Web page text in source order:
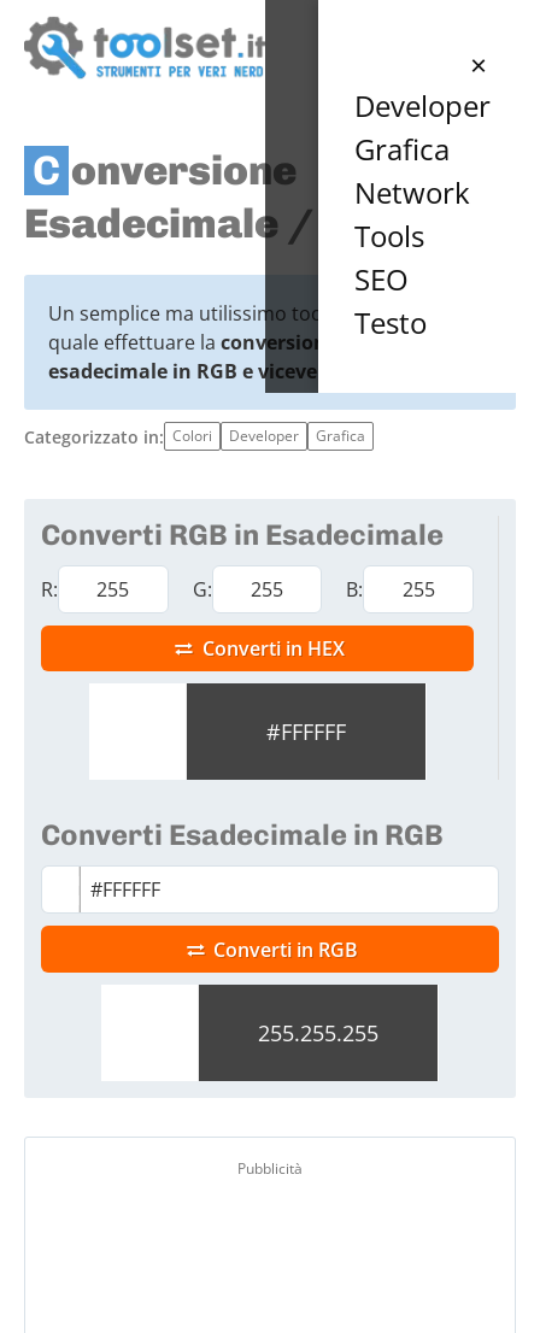
×
Developer
Grafica
Network
Tools
SEO
Testo
Conversione
Esadecimale / RGB
Un semplice ma utilissimo tool attraverso il
quale effettuare la conversione di un colore
esadecimale in RGB e viceversa
Categorizzato in: Colori Developer Grafica
Converti RGB in Esadecimale
R: G: B:
Converti in HEX
#FFFFFF
Converti Esadecimale in RGB
Converti in RGB
255.255.255
Pubblicità